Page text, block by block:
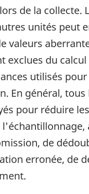
de la collecte.
unités peut
valeurs
exclues du
utilisés pour
En général, tous
pour réduire
l'échantillonnage,
de
erronée, de